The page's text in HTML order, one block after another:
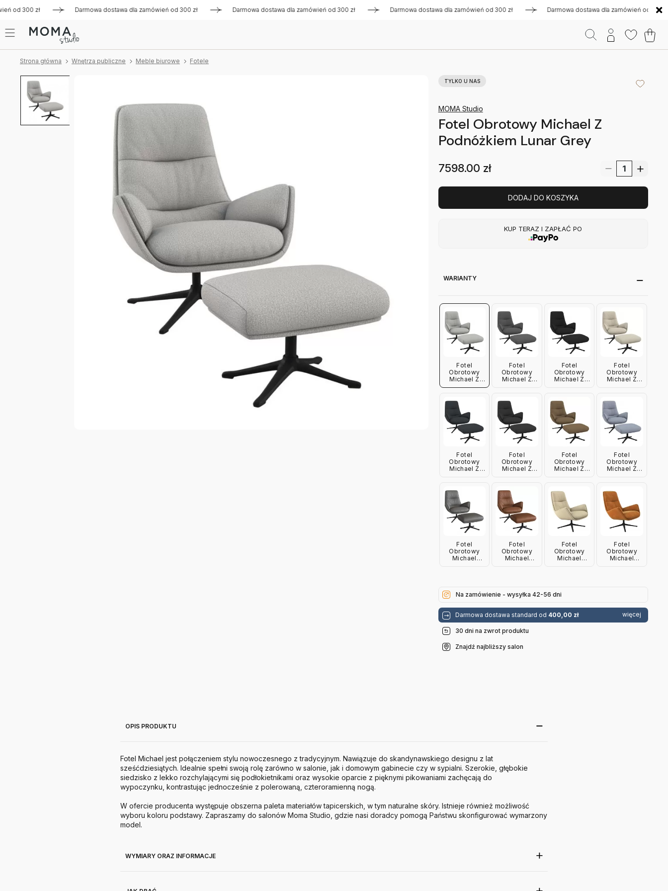
300 zł Darmowa dostawa dla zamówień od 300 zł Darmowa dostawa dla zamówień od 300 zł Darmowa dostawa dla zamówień od 300 zł Darmowa dostawa dla zamówień od 300 zł
Strona główna Wnętrza publiczne Meble biurowe Fotele
TYLKO U NAS
MOMA Studio
Fotel Obrotowy Michael Z
Podnóżkiem Lunar Grey
7598.00 zł
DODAJ DO KOSZYKA
KUP TERAZ I ZAPŁAĆ PO
WARIANTY
Fotel
Obrotowy
Michael Z
Podnóżkiem
Fotel
Obrotowy
Michael Z
Fotel
Obrotowy
Michael Z
Grey
Fotel
Obrotowy
Michael Z
Fotel
Obrotowy
Michael Z
Fotel
Obrotowy
Michael Z
Fotel
Obrotowy
Michael Z
Fotel
Obrotowy
Michael Z
Blue
Fotel
Obrotowy
Michael
Fotel
Obrotowy
Michael
Fotel
Obrotowy
Michael
Fotel
Obrotowy
Michael
Na zamówienie - wysyłka 42-56 dni
Darmowa dostawa standard od 400,00 zł więcej
30 dni na zwrot produktu
Znajdź najbliższy salon
OPIS PRODUKTU
Fotel Michael jest połączeniem stylu nowoczesnego z tradycyjnym. Nawiązuje do skandynawskiego designu z lat
sześćdziesiątych. Idealnie spełni swoją rolę zarówno w salonie, jak i domowym gabinecie czy w sypialni. Szerokie, głębokie
siedzisko z lekko rozchylającymi się podłokietnikami oraz wysokie oparcie z pięknymi pikowaniami zachęcają do
wypoczynku, kontrastując jednocześnie z polerowaną, czteroramienną nogą.
W ofercie producenta występuje obszerna paleta materiałów tapicerskich, w tym naturalne skóry. Istnieje również możliwość
wyboru koloru podstawy. Zapraszamy do salonów Moma Studio, gdzie nasi doradcy pomogą Państwu skonfigurować wymarzony
model.
WYMIARY ORAZ INFORMACJE